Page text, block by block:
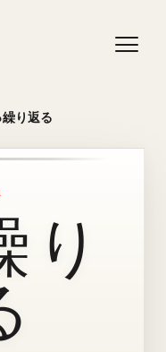
り返る
り